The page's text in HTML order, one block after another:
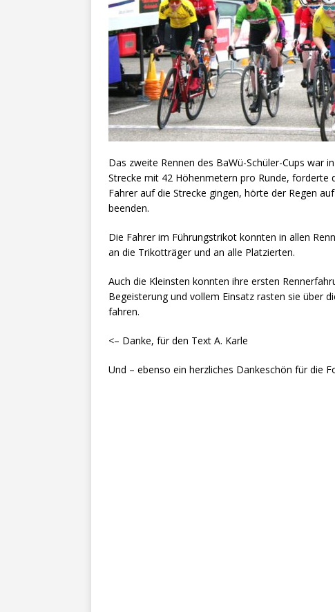
Das zweite Rennen des BaWü-Schüler-Cups war
Strecke mit 42 Höhenmetern pro Runde, forderte
Fahrer auf die Strecke gingen, hörte der Regen
beenden.
Die Fahrer im Führungstrikot konnten in allen
an die Trikotträger und an alle Platzierten.
Auch die Kleinsten konnten ihre ersten
Begeisterung und vollem Einsatz rasten sie über
fahren.
<– Danke, für den Text A. Karle
Und – ebenso ein herzliches Dankeschön für die